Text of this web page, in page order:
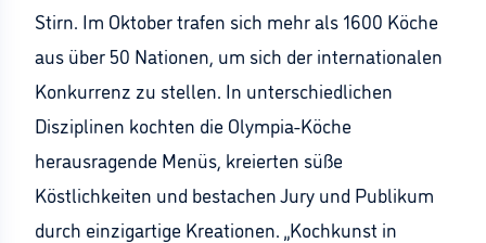
Stirn. Im Oktober trafen sich mehr als 1600 Köche
aus über 50 Nationen, um sich der internationalen
Konkurrenz zu stellen. In unterschiedlichen
Disziplinen kochten die Olympia-Köche
herausragende Menüs, kreierten süße
Köstlichkeiten und bestachen Jury und Publikum
durch einzigartige Kreationen. „Kochkunst in